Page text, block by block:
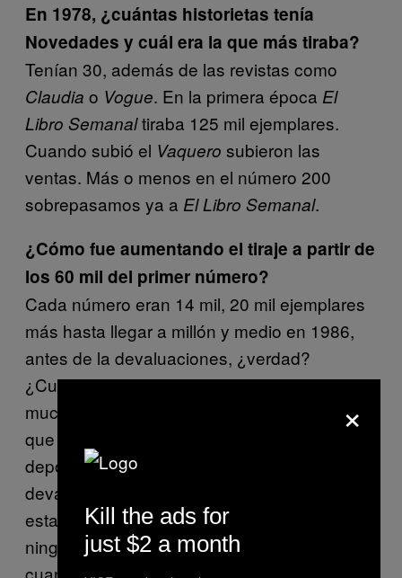
En 1978, ¿cuántas historietas tenía
Novedades y cuál era la que más tiraba?
Tenían 30, además de las revistas como
Claudia o Vogue. En la primera época El
Libro Semanaltiraba 125 mil ejemplares.
Cuando subió el Vaquero subieron las
ventas. Más o menos en el número 200
sobrepasamos ya a El Libro Semanal.
¿Cómo fue aumentando el tiraje a partir de
los 60 mil del primer número?
Cada número eran 14 mil, 20 mil ejemplares
más hasta llegar a millón y medio en 1986,
antes de la devaluaciones, ¿verdad?
¿Cuándo fue López Portillo? Entonces subió
mucho el precio de las revistas. Me acuerdo
que López Portillo andaba en un coche
deportivo Ford por Reforma. Con la
devaluación fue un desastre, las revistas
estaban carísimas. Pero no perdimos
ninguna historieta. Se perdieron historietas
cuando vinieron problemas de papel, más o
×
Kill the ads for
just $2 a month